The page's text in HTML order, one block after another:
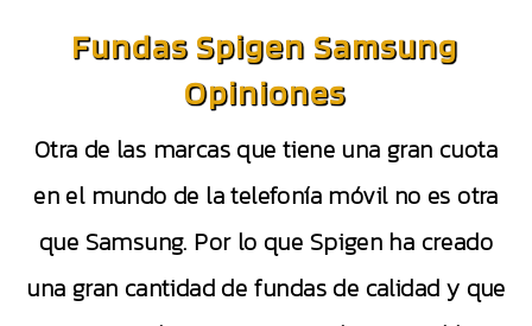
Fundas Spigen Samsung
Opiniones
Otra de las marcas que tiene una gran cuota
en el mundo de la telefonía móvil no es otra
que Samsung. Por lo que Spigen ha creado
una gran cantidad de fundas de calidad y que